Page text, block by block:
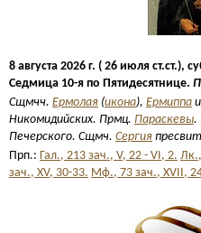
8 августа 2026 г. ( 26 июля ст.ст.),
Седмица 10-я по Пятидесятнице.
Сщмчч. Ермолая (икона), Ермиппа и
Никомидийских. Прмц. Параскевы.
Печерского. Сщмч. Сергия
Прп.: Гал., 213 зач., V, 22 - VI, 2.
зач., XV, 30-33. Мф., 73 зач., XVII,